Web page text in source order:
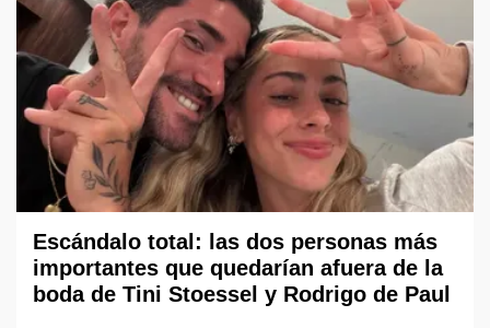
Escándalo total: las dos personas más
importantes que quedarían afuera de la
boda de Tini Stoessel y Rodrigo de Paul